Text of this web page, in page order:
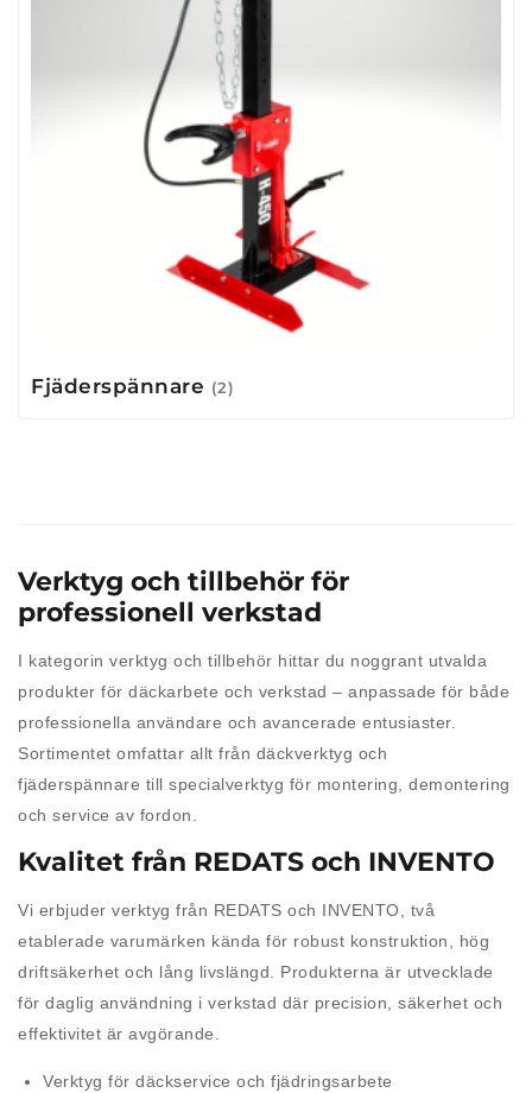
Fjäderspännare (2)
Verktyg och tillbehör för
professionell verkstad
I kategorin verktyg och tillbehör hittar du noggrant utvalda
produkter för däckarbete och verkstad – anpassade för både
professionella användare och avancerade entusiaster.
Sortimentet omfattar allt från däckverktyg och
fjäderspännare till specialverktyg för montering, demontering
och service av fordon.
Kvalitet från REDATS och INVENTO
Vi erbjuder verktyg från REDATS och INVENTO , två
etablerade varumärken kända för robust konstruktion, hög
driftsäkerhet och lång livslängd. Produkterna är utvecklade
för daglig användning i verkstad där precision, säkerhet och
effektivitet är avgörande.
Verktyg för däckservice och fjädringsarbete